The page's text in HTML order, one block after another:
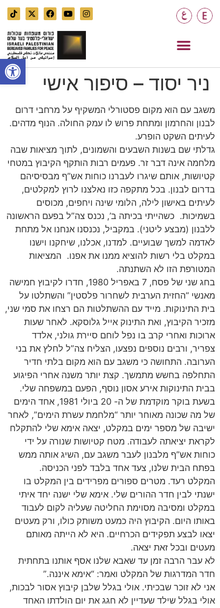
פתח
AR
ניר יסוד – סיפור אישי
משגב עם הוא מקום פסטורלי המשקיף על מרחבי דרום
לבנון והחרמון ומתחת פרוש לו עמק החולה. הנוף מדהים.
לעיתים השקט הופרע.
גדלתי שם בשנות השבעים והשמונים, לתוך מציאות שבה
מלחמה אינה דבר זר. פעמים רבות הותקף הקיבוץ במטחי
קטיושות, אותם שיגרו לעברנו כוחות אש”ף מבסיסיהם
בדרום לבנון. בכל מתקפה כזו נאלצנו לרוץ למקלטים,
לעיתים באישון לילה, הלומי שינה ויחפים, מכוסים
בשמיכות. כשהייתי בכיתה ב’, נכנס צה”ל בפעם הראשונה
ללבנון (מבצע ליטני). במקביל, נכנסנו אנחנו אל מתחת
לאדמה למשך שבועיים. למדנו, אכלנו, שיחקנו וישנו
במקלט בלי רשות להוציא ממנו את אפנו. המציאות
המטורפת הזו לא השתנתה.
בחג שני של פסח, 7 באפריל 1980, חדרו לקיבוץ חמישה
מאנשי “החזית הערבית לשחרור פלסטין” והשתלטו על
בית התינוקות. מייד עם ההשתלטות הם רצחו את סמי שני,
מזכיר הקיבוץ, ואת התינוק אייל גלוסקא. לאחר שעות
ארוכות ואחרי קרב בו נפל לוחם סיירת גולני, אלדד
צפריר, ורבים נוספים נפצעו, הצליח צה”ל לחלץ את בני
הערובה. התחושה כי משגב עם הוא מקום בלתי חדיר
התחלפה בחשש מתמשך. קצת יותר משנה אחרי הפיגוע
בבית התינוקות אירע אסון נוסף, הפעם במשפחה שלי.
בשעת בוקר מוקדמת של ה- 20 ביולי 1981, אחד הימים
של מה שכונה מאוחר יותר “מלחמת עשרת הימים”, לאחר
ישיבה של מספר ימים במקלט, יצאה אימא שלי להתקלח
לקראת יציאתה לעבודה. מטח קטיושות שנורה על ידי
כוחות אש”ף מלבנון לעבר משגב עם, השיג אותה ממש
בפתח הבית שלנו, צעד אחד בלבד לפני הכניסה.
המקלט רעד. מטרים ספורים מפרידים בין המקלט בו
ישנתי לבין חדר ההורים שלי. אימא שלי ישנה יחד איתי
במקלט ומסיבה מסוימת החליטה שעליה לקום לעבוד
באותו היום. הקיבוץ היה כמעט משותק כולו, ורק מעטים
יצאו לבצע תפקידים הכרחיים. היא לא הייתה מאותם
מעטים ובכל זאת יצאה.
לא עבר הרבה זמן עד שאבא שלנו אסף אותנו בתחתית
חדר המדרגות של המקלט ואמר: “אימא איננה.”
אני לא זוכר שבכיתי. אולי בגלל שלבן קיבוץ אסור לבכות,
אולי בגלל שילד שעדיין לא חגג את יום הולדתו האחד